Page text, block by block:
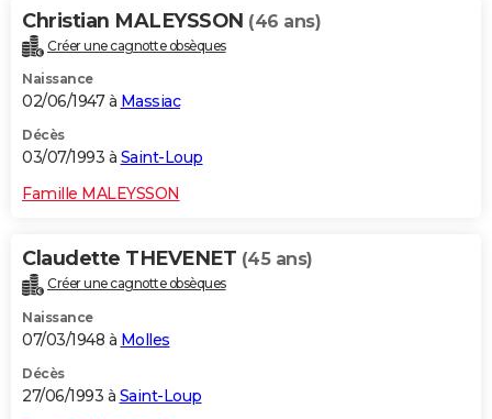
Christian MALEYSSON (46 ans)
Créer une cagnotte obsèques
Naissance
02/06/1947 à Massiac
Décès
03/07/1993 à Saint-Loup
Famille MALEYSSON
Claudette THEVENET (45 ans)
Créer une cagnotte obsèques
Naissance
07/03/1948 à Molles
Décès
27/06/1993 à Saint-Loup